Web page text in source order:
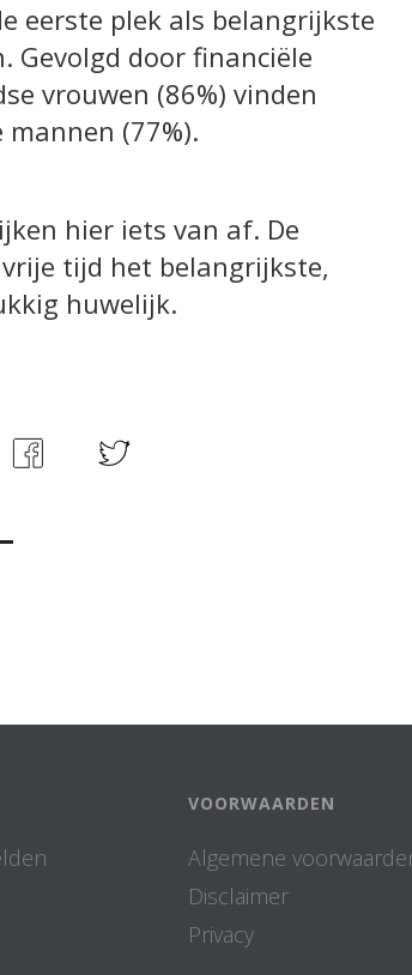
eerste plek als belangrijkste
Gevolgd door financiële
vrouwen (86%) vinden
(77%).
hier iets van af. De
tijd het belangrijkste,
huwelijk.
VOORWAARDEN
Algemene
Disclaimer
Privacy